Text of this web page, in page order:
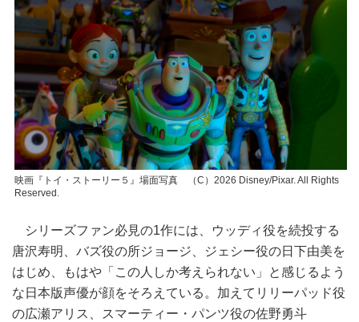
映画『トイ・ストーリー５』場面写真 （C）2026 Disney/Pixar. All Rights
Reserved.
シリーズファン必見の1作には、ウッディ役を続投する
唐沢寿明、バズ役の所ジョージ、ジェシー役の日下由美を
はじめ、もはや「この人しか考えられない」と感じるよう
な日本版声優が顔をそろえている。加えてリリーパッド役
の広瀬アリス、スマーティー・パンツ役の佐野勇斗